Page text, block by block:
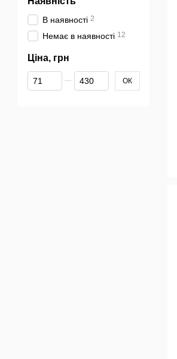
В наявності 2
Немає в наявності 12
Ціна, грн
Від Ціна, грн
До Ціна, грн ОК